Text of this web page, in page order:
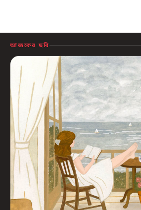
🍪 সাইটটি চালু রাখতে কিছু প্রয়োজনীয় কুকি ব্যবহার হয়। আপনি
পরিসংখ্যানের কুকিও ব্যবহার করব, যাতে বুঝতে পারি কোন বই
শুধু প্রয়োজনীয় সব ঠিক আছে
আজকের ছবি